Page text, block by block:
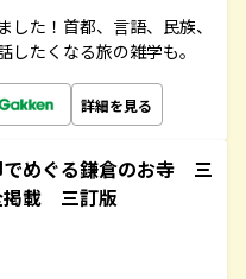
た！首都、言語、民族、
たくなる旅の雑学も。
詳細を見る
めぐる鎌倉のお寺 三
掲載 三訂版